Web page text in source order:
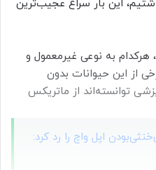
این بار سراغ عجیب‌ترین
هرکدام به نوعی غیرمعمول و
از این حیوانات بدون
توانسته‌‌اند از ماتریکس
اپل واچ را رد کرد: